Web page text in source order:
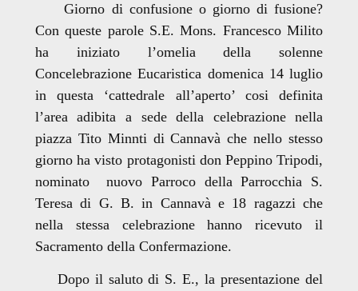
Giorno di confusione o giorno di fusione?
Con queste parole S.E. Mons. Francesco Milito
ha iniziato l’omelia della solenne
Concelebrazione Eucaristica domenica 14 luglio
in questa ‘cattedrale all’aperto’ cosi definita
l’area adibita a sede della celebrazione nella
piazza Tito Minnti di Cannavà che nello stesso
giorno ha visto protagonisti don Peppino Tripodi,
nominato nuovo Parroco della Parrocchia S.
Teresa di G. B. in Cannavà e 18 ragazzi che
nella stessa celebrazione hanno ricevuto il
Sacramento della Confermazione.
Dopo il saluto di S. E., la presentazione del